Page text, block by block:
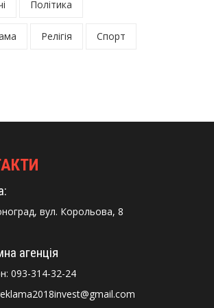
Політика
Релігія Спорт
вул. Корольова, 8
агенція
093-314-32-24